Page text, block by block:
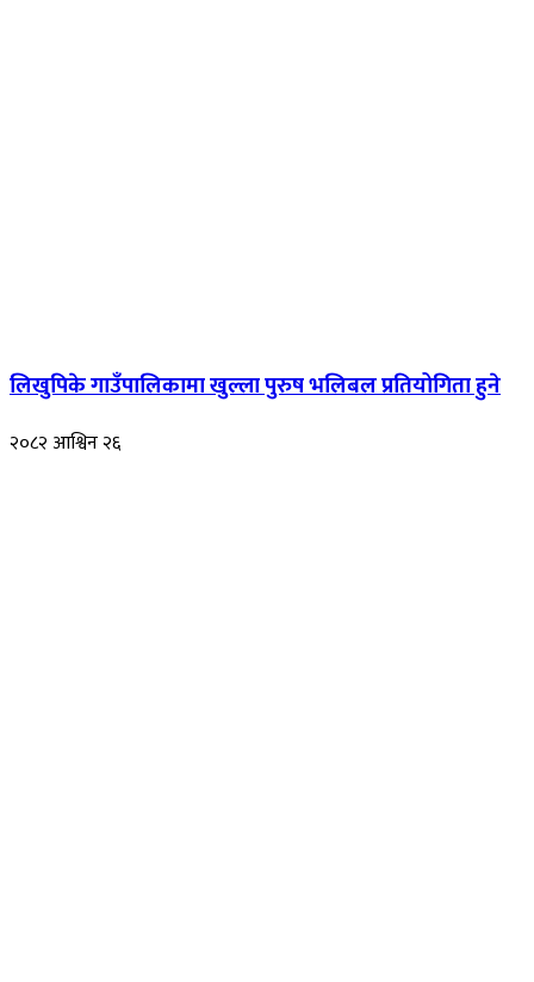
लिखुपिके गाउँपालिकामा खुल्ला पुरुष भलिबल प्रतियोगिता हुने
२०८२ आश्विन २६